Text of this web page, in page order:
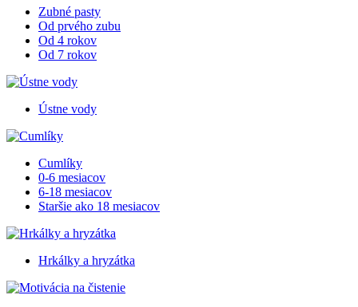
Zubné pasty
Od prvého zubu
Od 4 rokov
Od 7 rokov
Ústne vody
Cumlíky
0-6 mesiacov
6-18 mesiacov
Staršie ako 18 mesiacov
Hrkálky a hryzátka